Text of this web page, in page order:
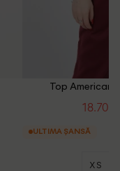
Top American
18.70
ULTIMA ȘANSĂ
XS